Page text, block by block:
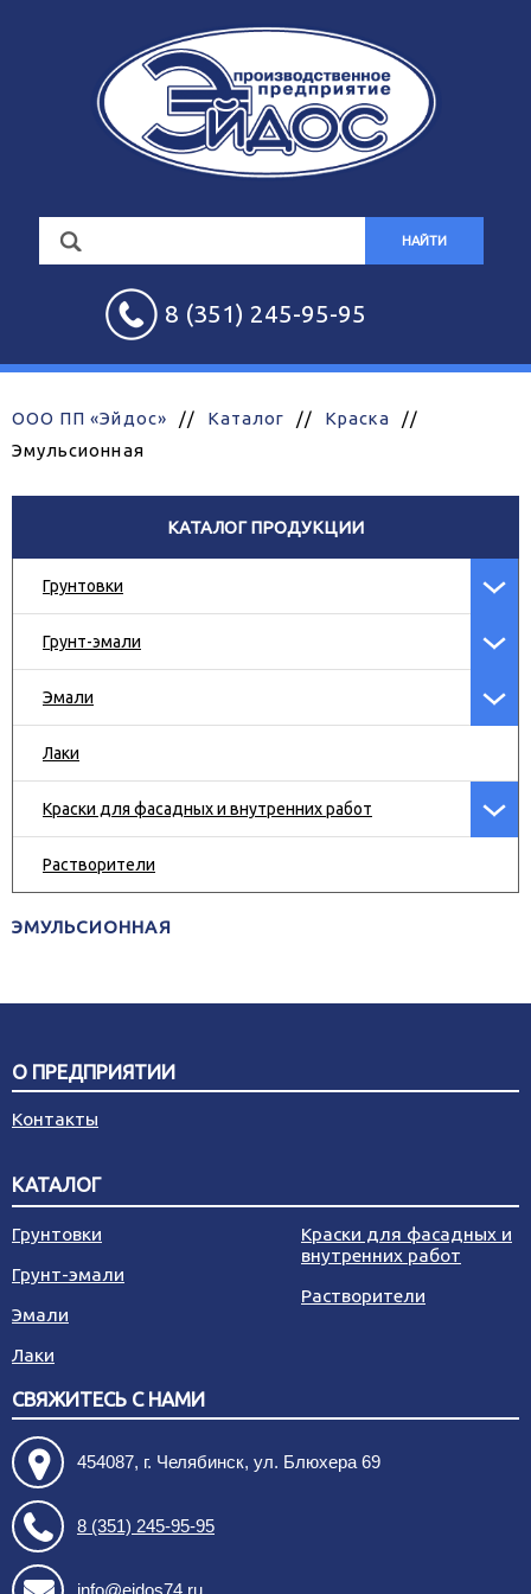
НАЙТИ
8 (351) 245-95-95
ООО ПП «Эйдос» // Каталог // Краска
//
Эмульсионная
КАТАЛОГ ПРОДУКЦИИ
Грунтовки
Грунт-эмали
Эмали
Лаки
Краски для фасадных и внутренних работ
Растворители
ЭМУЛЬСИОННАЯ
О ПРЕДПРИЯТИИ
Контакты
КАТАЛОГ
Грунтовки
Грунт-эмали
Эмали
Лаки
Краски для фасадных и
внутренних работ
Растворители
СВЯЖИТЕСЬ С НАМИ
454087, г. Челябинск, ул. Блюхера 69
8 (351) 245-95-95